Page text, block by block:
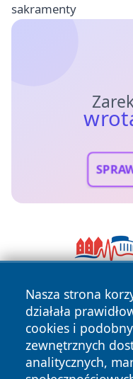
sakramenty
Nasza strona
działała
cookies i
zewnętrznych
analitycznych,